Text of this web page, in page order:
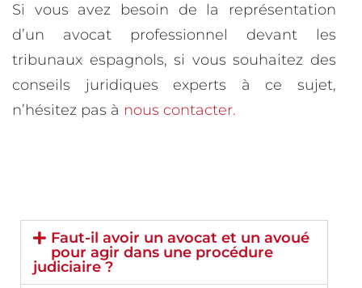
Si vous avez besoin de la représentation
d’un avocat professionnel devant les
tribunaux espagnols, si vous souhaitez des
conseils juridiques experts à ce sujet,
n’hésitez pas à nous contacter.
Faut-il avoir un avocat et un avoué
pour agir dans une procédure
judiciaire ?